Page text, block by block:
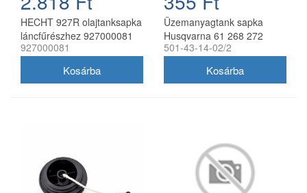
HECHT 927R olajtanksapka
láncfűrészhez 927000081
927000081
Üzemanyagtank sapka
Husqvarna 61 268 272
láncfűrészhez utángyártott
501-43-14-02/2